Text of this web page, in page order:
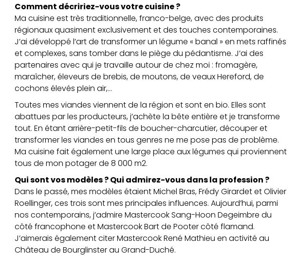
Comment décririez-vous votre cuisine ?
Ma cuisine est très traditionnelle, franco-belge, avec des produits
régionaux quasiment exclusivement et des touches contemporaines.
J’ai développé l’art de transformer un légume « banal » en mets raffinés
et complexes, sans tomber dans le piège du pédantisme. J’ai des
partenaires avec qui je travaille autour de chez moi : fromagère,
maraîcher, éleveurs de brebis, de moutons, de veaux Hereford, de
cochons élevés plein air,…
Toutes mes viandes viennent de la région et sont en bio. Elles sont
abattues par les producteurs, j’achète la bête entière et je transforme
tout. En étant arrière-petit-fils de boucher-charcutier, découper et
transformer les viandes en tous genres ne me pose pas de problème.
Ma cuisine fait également une large place aux légumes qui proviennent
tous de mon potager de 8 000 m2.
Qui sont vos modèles ? Qui admirez-vous dans la profession ?
Dans le passé, mes modèles étaient Michel Bras, Frédy Girardet et Olivier
Roellinger, ces trois sont mes principales influences. Aujourd’hui, parmi
nos contemporains, j’admire Mastercook Sang-Hoon Degeimbre du
côté francophone et Mastercook Bart de Pooter côté flamand.
J’aimerais également citer Mastercook René Mathieu en activité au
Château de Bourglinster au Grand-Duché.